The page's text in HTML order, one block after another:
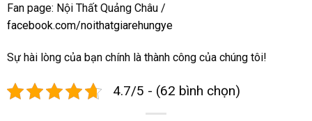
Fan page: Nội Thất Quảng Châu /
facebook.com/noithatgiarehungye
Sự hài lòng của bạn chính là thành công của chúng tôi!
4.7/5 - (62 bình chọn)